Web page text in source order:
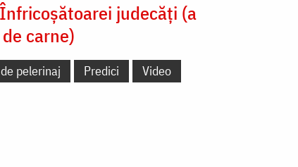
judecăți (a
carne)
pelerinaj Predici
Video